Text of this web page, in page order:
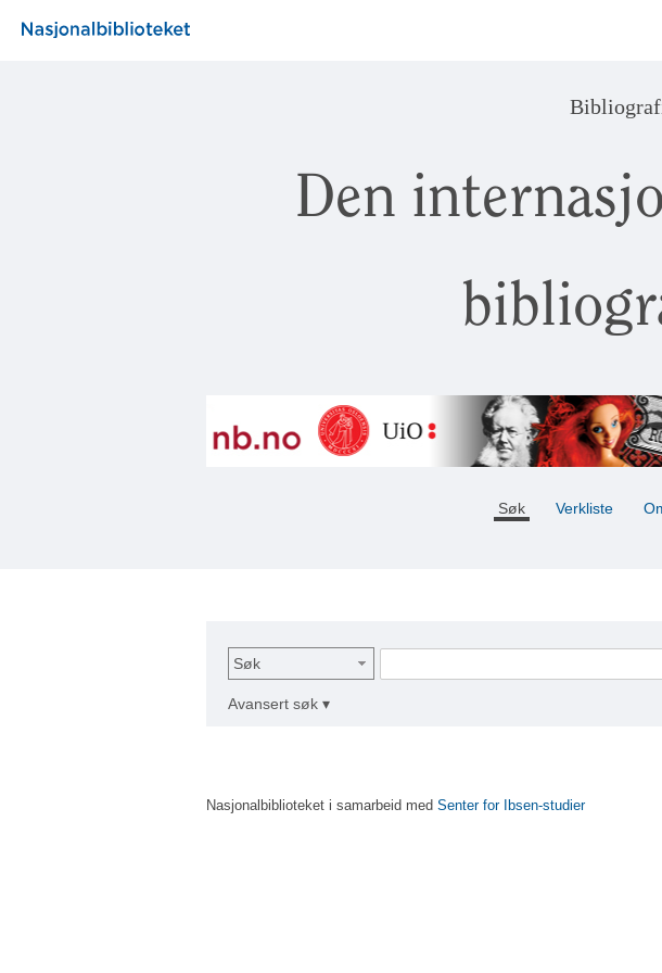
Den
Søk Verkliste
Søk
Avansert søk ▾
Nasjonalbiblioteket i samarbeid med Senter for Ibsen-studier